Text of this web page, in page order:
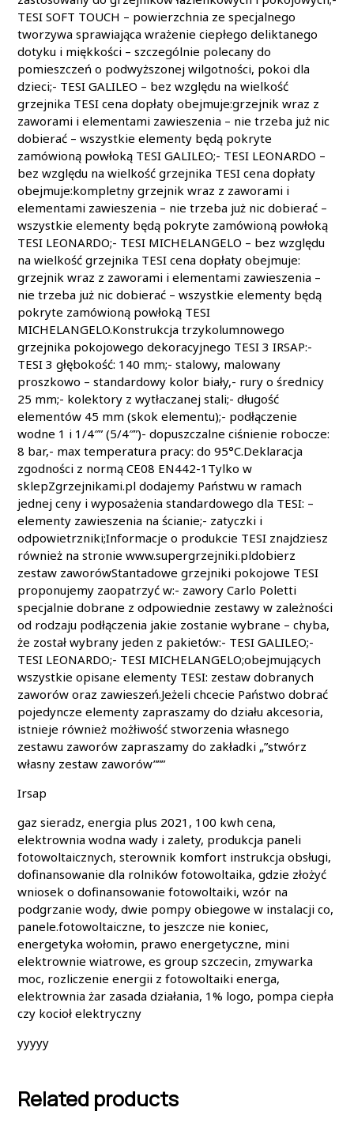
TESI SOFT TOUCH – powierzchnia ze specjalnego
tworzywa sprawiająca wrażenie ciepłego deliktanego
dotyku i miękkości – szczególnie polecany do
pomieszczeń o podwyższonej wilgotności, pokoi dla
dzieci;- TESI GALILEO – bez względu na wielkość
grzejnika TESI cena dopłaty obejmuje:grzejnik wraz z
zaworami i elementami zawieszenia – nie trzeba już nic
dobierać – wszystkie elementy będą pokryte
zamówioną powłoką TESI GALILEO;- TESI LEONARDO –
bez względu na wielkość grzejnika TESI cena dopłaty
obejmuje:kompletny grzejnik wraz z zaworami i
elementami zawieszenia – nie trzeba już nic dobierać –
wszystkie elementy będą pokryte zamówioną powłoką
TESI LEONARDO;- TESI MICHELANGELO – bez względu
na wielkość grzejnika TESI cena dopłaty obejmuje:
grzejnik wraz z zaworami i elementami zawieszenia –
nie trzeba już nic dobierać – wszystkie elementy będą
pokryte zamówioną powłoką TESI
MICHELANGELO.Konstrukcja trzykolumnowego
grzejnika pokojowego dekoracyjnego TESI 3 IRSAP:-
TESI 3 głębokość: 140 mm;- stalowy, malowany
proszkowo – standardowy kolor biały,- rury o średnicy
25 mm;- kolektory z wytłaczanej stali;- długość
elementów 45 mm (skok elementu);- podłączenie
wodne 1 i 1/4″” (5/4″”)- dopuszczalne ciśnienie robocze:
8 bar,- max temperatura pracy: do 95°C.Deklaracja
zgodności z normą CE08 EN442-1Tylko w
sklepZgrzejnikami.pl dodajemy Państwu w ramach
jednej ceny i wyposażenia standardowego dla TESI: –
elementy zawieszenia na ścianie;- zatyczki i
odpowietrzniki;Informacje o produkcie TESI znajdziesz
również na stronie www.supergrzejniki.pldobierz
zestaw zaworówStantadowe grzejniki pokojowe TESI
proponujemy zaopatrzyć w:- zawory Carlo Poletti
specjalnie dobrane z odpowiednie zestawy w zależności
od rodzaju podłączenia jakie zostanie wybrane – chyba,
że został wybrany jeden z pakietów:- TESI GALILEO;-
TESI LEONARDO;- TESI MICHELANGELO;obejmujących
wszystkie opisane elementy TESI: zestaw dobranych
zaworów oraz zawieszeń.Jeżeli chcecie Państwo dobrać
pojedyncze elementy zapraszamy do działu akcesoria,
istnieje również możłiwość stworzenia własnego
zestawu zaworów zapraszamy do zakładki „”stwórz
własny zestaw zaworów”””
Irsap
gaz sieradz, energia plus 2021, 100 kwh cena,
elektrownia wodna wady i zalety, produkcja paneli
fotowoltaicznych, sterownik komfort instrukcja obsługi,
dofinansowanie dla rolników fotowoltaika, gdzie złożyć
wniosek o dofinansowanie fotowoltaiki, wzór na
podgrzanie wody, dwie pompy obiegowe w instalacji co,
panele.fotowoltaiczne, to jeszcze nie koniec,
energetyka wołomin, prawo energetyczne, mini
elektrownie wiatrowe, es group szczecin, zmywarka
moc, rozliczenie energii z fotowoltaiki energa,
elektrownia żar zasada działania, 1% logo, pompa ciepła
czy kocioł elektryczny
yyyyy
Related products